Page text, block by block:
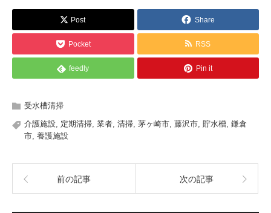
Post Share
Pocket RSS
feedly Pin it
受水槽清掃
介護施設, 定期清掃, 業者, 清掃, 茅ヶ崎市, 藤沢市, 貯水槽, 鎌倉
市, 養護施設
前の記事 次の記事